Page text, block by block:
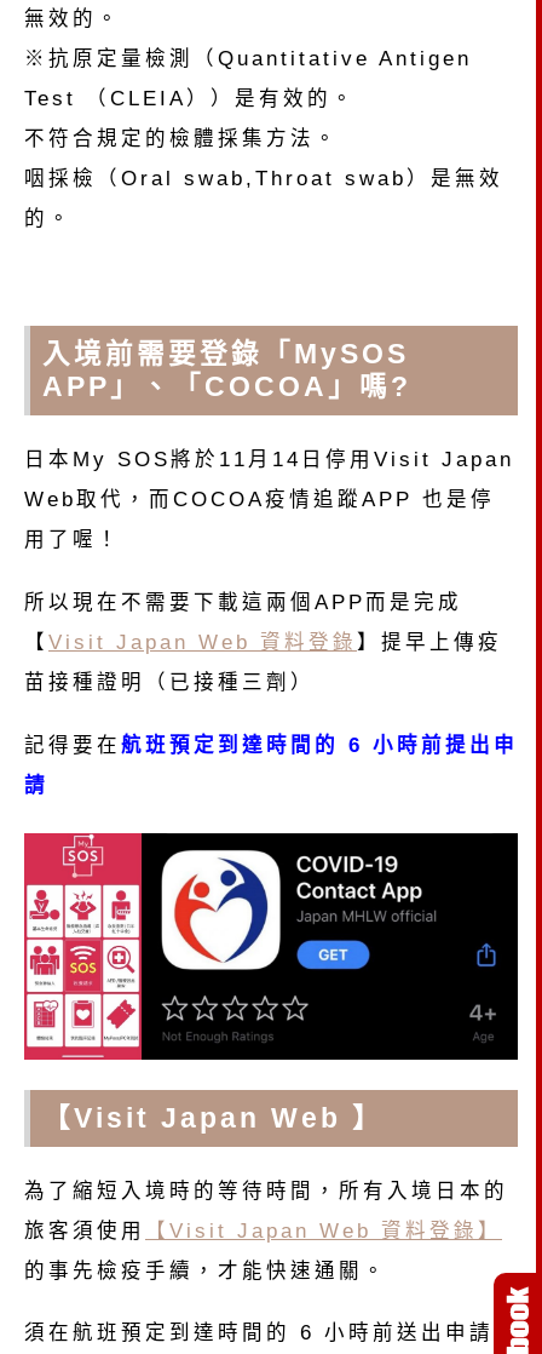
無效的。
※抗原定量檢測（Quantitative Antigen
Test （CLEIA））是有效的。
不符合規定的檢體採集方法。
咽採檢（Oral swab,Throat swab）是無效
的。
入境前需要登錄「MySOS
APP」、「COCOA」嗎?
日本My SOS將於11月14日停用Visit Japan
Web取代，而COCOA疫情追蹤APP 也是停
用了喔！
所以現在不需要下載這兩個APP而是完成
【 Visit Japan Web 資料登錄 】提早上傳疫
苗接種證明（已接種三劑）
記得要在 航班預定到達時間的 6 小時前提出申
請
【Visit Japan Web 】
為了縮短入境時的等待時間，所有入境日本的
旅客須使用
【Visit Japan Web 資料登錄】
的事先檢疫手續，才能快速通關。
須在航班預定到達時間的 6 小時前送出申請，